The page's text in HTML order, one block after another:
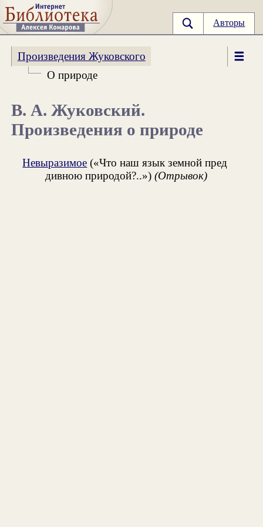
Авторы
Произведения Жуковского
О природе
В. А. Жуковский.
Произведения о природе
Невыразимое («Что наш язык земной пред
дивною природой?..») (Отрывок)